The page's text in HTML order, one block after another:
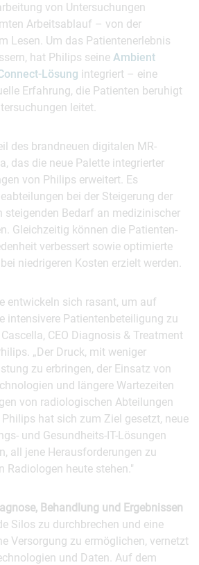
von Untersuchungen
Arbeitsablauf – von der
Lesen. Um das Patientenerlebnis
hat Philips seine Ambient
Lösung integriert – eine
Erfahrung, die Patienten beruhigt
leitet.
des brandneuen digitalen MR-
das die neue Palette integrierter
von Philips erweitert. Es
bei der Steigerung der
steigenden Bedarf an medizinischer
Gleichzeitig können die Patienten-
verbessert sowie optimierte
niedrigeren Kosten erzielt werden.
entwickeln sich rasant, um auf
intensivere Patientenbeteiligung zu
CEO Diagnosis & Treatment
„Der Druck, mit weniger
zu erbringen, der Einsatz von
und längere Wartezeiten
von radiologischen Abteilungen
hat sich zum Ziel gesetzt, neue
und Gesundheits-IT-Lösungen
all jene Herausforderungen zu
Radiologen heute stehen."
Behandlung und Ergebnissen
Silos zu durchbrechen und eine
Versorgung zu ermöglichen, vernetzt
und Daten. Auf dem